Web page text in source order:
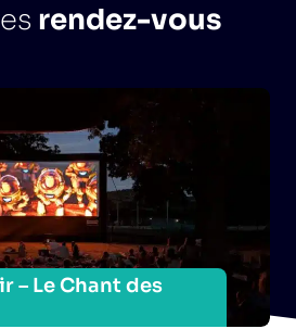
rendez-vous
– Le Chant des